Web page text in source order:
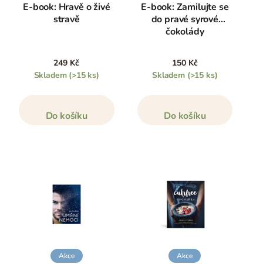
E-book: Hravě o živé
stravě
249 Kč
Skladem (>15 ks)
Do košíku
E-book: Zamilujte se
do pravé syrové
čokolády
150 Kč
Skladem (>15 ks)
Do košíku
Akce Akce